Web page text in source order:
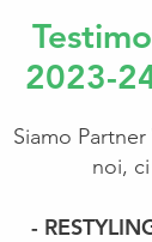
2023-
Siamo
noi,
-